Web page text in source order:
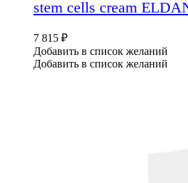
stem cells cream
7 815 ₽
Добавить в список желаний
Добавить в список желаний